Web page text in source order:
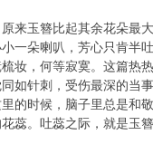
来玉簪比起其余花朵最
一朵喇叭，芳心只肯半
妆，何等寂寞。这篇热
如针刺，受伤最深的当
的时候，脑子里总是和
蕊。吐蕊之际，就是玉簪